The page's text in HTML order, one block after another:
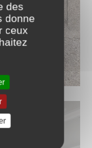
des
donne
ceux